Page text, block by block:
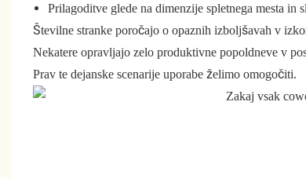
Prilagoditve glede na dimenzije spletnega mesta in
Številne stranke poročajo o opaznih izboljšavah v
Nekatere opravljajo zelo produktivne popoldneve v
Prav te dejanske scenarije uporabe želimo omogočiti.